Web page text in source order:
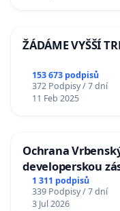
ŽÁDÁME VYŠŠÍ
153 673 podpisů
372 Podpisy / 7 dní
11 Feb 2025
Ochrana
developerskou
1 311 podpisů
339 Podpisy / 7 dní
3 Jul 2026